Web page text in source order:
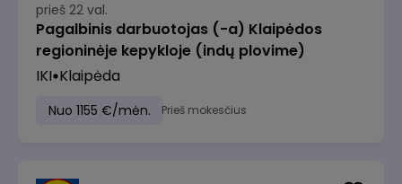
prieš 22 val.
Pagalbinis darbuotojas (-a) Klaipėdos
regioninėje kepykloje (indų plovime)
IKI Klaipėda
Nuo 1155 €/mėn. Prieš mokesčius